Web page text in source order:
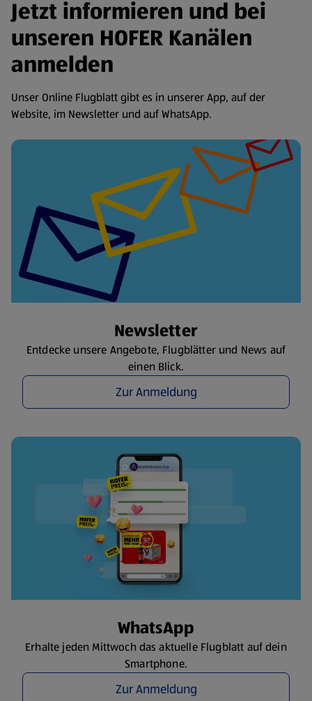
Jetzt informieren und bei
unseren HOFER Kanälen
anmelden
Unser Online Flugblatt gibt es in unserer App, auf der
Website, im Newsletter und auf WhatsApp.
Newsletter
Entdecke unsere Angebote, Flugblätter und News auf
einen Blick.
Zur Anmeldung
WhatsApp
Erhalte jeden Mittwoch das aktuelle Flugblatt auf dein
Smartphone.
Zur Anmeldung